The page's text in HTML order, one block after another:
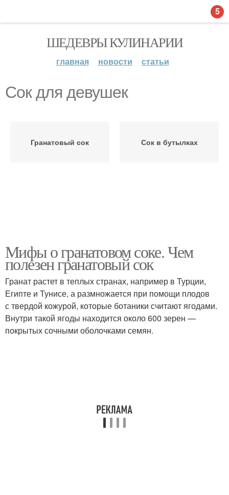
ШЕДЕВРЫ КУЛИНАРИИ
главная новости статьи
Сок для девушек
Гранатовый сок Сок в бутылках
Мифы о гранатовом соке. Чем
полезен гранатовый сок
Гранат растет в теплых странах, например в Турции,
Египте и Тунисе, а размножается при помощи плодов
с твердой кожурой, которые ботаники считают ягодами.
Внутри такой ягоды находится около 600 зерен —
покрытых сочными оболочками семян.
5